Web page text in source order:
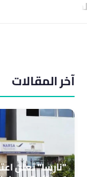
آخر المقالات
"نارسا" تعلن